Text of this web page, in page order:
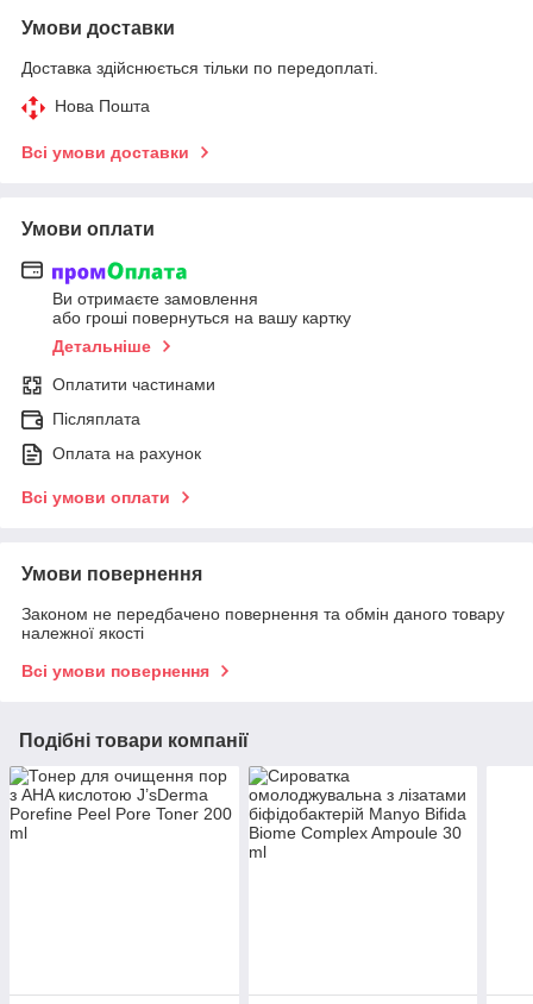
Умови доставки
Доставка здійснюється тільки по передоплаті.
Нова Пошта
Всі умови доставки
Умови оплати
Ви отримаєте замовлення
або гроші повернуться на вашу картку
Детальніше
Оплатити частинами
Післяплата
Оплата на рахунок
Всі умови оплати
Умови повернення
Законом не передбачено повернення та обмін даного товару
належної якості
Всі умови повернення
Подібні товари компанії